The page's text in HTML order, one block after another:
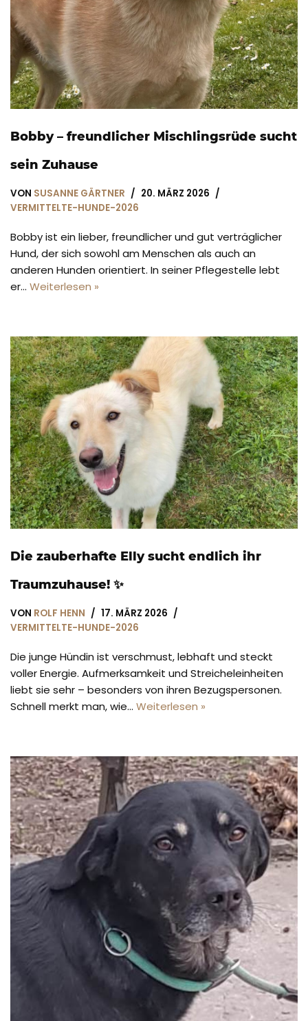
Bobby – freundlicher Mischlingsrüde sucht
sein Zuhause
VON SUSANNE GÄRTNER
20. MÄRZ 2026
VERMITTELTE-HUNDE-2026
Bobby ist ein lieber, freundlicher und gut verträglicher
Hund, der sich sowohl am Menschen als auch an
anderen Hunden orientiert. In seiner Pflegestelle lebt
er… Weiterlesen »
Die zauberhafte Elly sucht endlich ihr
Traumzuhause! ✨
VON ROLF HENN
17. MÄRZ 2026
VERMITTELTE-HUNDE-2026
Die junge Hündin ist verschmust, lebhaft und steckt
voller Energie. Aufmerksamkeit und Streicheleinheiten
liebt sie sehr – besonders von ihren Bezugspersonen.
Schnell merkt man, wie… Weiterlesen »